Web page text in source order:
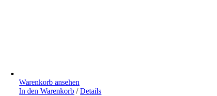
Warenkorb ansehen
In den Warenkorb / Details